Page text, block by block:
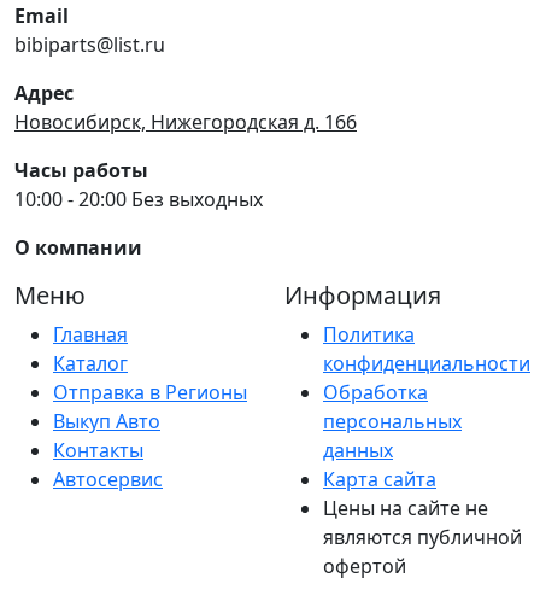
Email
bibiparts@list.ru
Адрес
Новосибирск, Нижегородская д. 166
Часы работы
10:00 - 20:00 Без выходных
О компании
Меню
Главная
Каталог
Отправка в Регионы
Выкуп Авто
Контакты
Автосервис
Информация
Политика
конфиденциальности
Обработка
персональных
данных
Карта сайта
Цены на сайте не
являются публичной
офертой